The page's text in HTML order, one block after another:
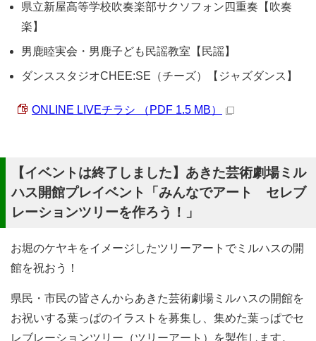
県立新屋高等学校吹奏楽部サクソフォン四重奏【吹奏
楽】
男鹿睦実会・男鹿子ども民謡教室【民謡】
ダンススタジオCHEE:SE（チーズ）【ジャズダンス】
ONLINE LIVEチラシ （PDF 1.5 MB）
【イベントは終了しました】あきた芸術劇場ミル
ハス開館プレイベント「みんなでアート セレブ
レーションツリーを作ろう！」
お堀のケヤキをイメージしたツリーアートでミルハスの開
館を祝おう！
県民・市民の皆さんからあきた芸術劇場ミルハスの開館を
お祝いする葉っぱのイラストを募集し、集めた葉っぱでセ
レブレーションツリー（ツリーアート）を製作します。